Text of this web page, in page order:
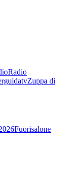
Radio
Zuppa di
Fuorisalone